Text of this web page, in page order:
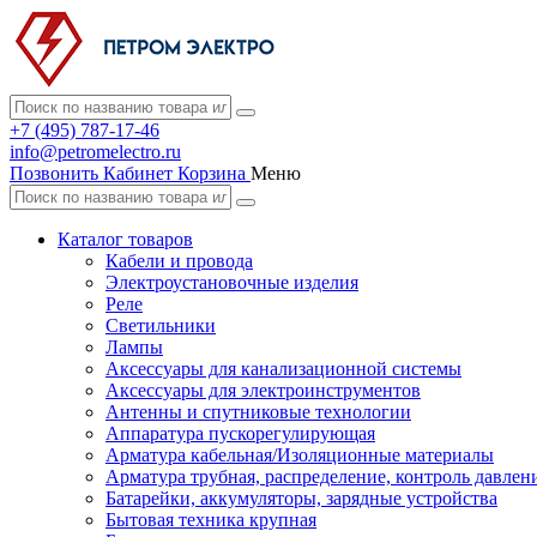
+7 (495) 787-17-46
info@petromelectro.ru
Позвонить Кабинет Корзина Меню
Каталог товаров
Кабели и провода
Электроустановочные изделия
Реле
Светильники
Лампы
Аксессуары для канализационной системы
Аксессуары для электроинструментов
Антенны и спутниковые технологии
Аппаратура пускорегулирующая
Арматура кабельная/Изоляционные материалы
Арматура трубная, распределение, контроль
Батарейки, аккумуляторы, зарядные устройства
Бытовая техника крупная